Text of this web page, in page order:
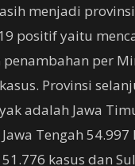
menjadi
positif yaitu
penambahan per
Provinsi
adalah Jawa
Tengah 54.997
kasus dan